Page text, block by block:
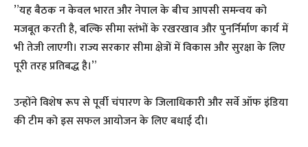
​”यह बैठक न केवल भारत और नेपाल के बीच आपसी समन्वय को
मजबूत करती है, बल्कि सीमा स्तंभों के रखरखाव और पुनर्निर्माण कार्य में
भी तेजी लाएगी। राज्य सरकार सीमा क्षेत्रों में विकास और सुरक्षा के लिए
पूरी तरह प्रतिबद्ध है।”
​उन्होंने विशेष रूप से पूर्वी चंपारण के जिलाधिकारी और सर्वे ऑफ इंडिया
की टीम को इस सफल आयोजन के लिए बधाई दी।